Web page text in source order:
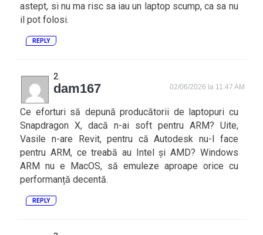
astept, si nu ma risc sa iau un laptop scump, ca sa nu
il pot folosi.
REPLY
dam167 02/06/2026 la 11:47 AM
Ce eforturi să depună producătorii de laptopuri cu
Snapdragon X, dacă n-ai soft pentru ARM? Uite,
Vasile n-are Revit, pentru că Autodesk nu-l face
pentru ARM, ce treabă au Intel și AMD? Windows
ARM nu e MacOS, să emuleze aproape orice cu
performanță decentă.
REPLY